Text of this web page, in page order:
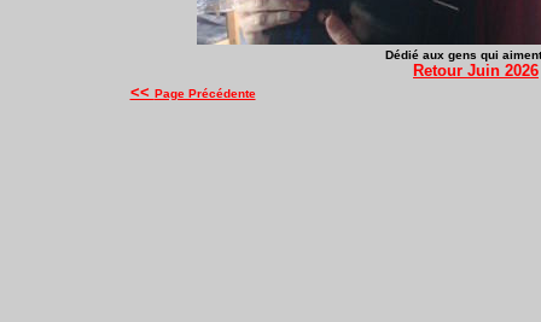
Dédié aux gens qui
Retour Juin 2026
<< Page Précédente